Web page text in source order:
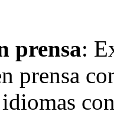
prensa:
prensa